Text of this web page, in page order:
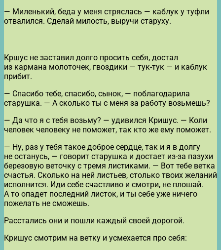
— Миленький, беда у меня стряслась — каблук у туфли
отвалился. Сделай милость, выручи старуху.
Кршус не заставил долго просить себя, достал
из кармана молоточек, гвоздики — тук-тук — и каблук
прибит.
— Спасибо тебе, спасибо, сынок, — поблагодарила
старушка. — А сколько ты с меня за работу возьмешь?
— Да что я с тебя возьму? — удивился Кришус. — Коли
человек человеку не поможет, так кто же ему поможет.
— Ну, раз у тебя такое доброе сердце, так и я в долгу
не останусь, — говорит старушка и достает из-за пазухи
березовую веточку с тремя листиками. — Вот тебе ветка
счастья. Сколько на ней листьев, столько твоих желаний
исполнится. Иди себе счастливо и смотри, не плошай.
А то опадет последний листок, и ты себе уже ничего
пожелать не сможешь.
Расстались они и пошли каждый своей дорогой.
Кришус смотрим на ветку и усмехается про себя: